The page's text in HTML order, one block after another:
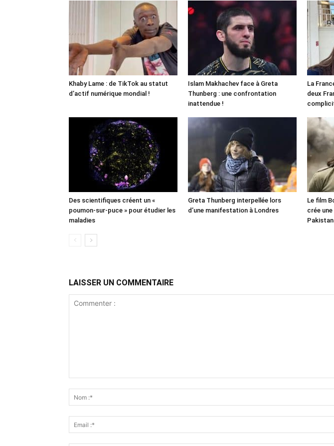
Khaby Lame : de TikTok au statut
d’actif numérique mondial !
Islam Makhachev face à Greta
Thunberg : une confrontation
inattendue !
La
deux
Des scientifiques créent un «
poumon-sur-puce » pour étudier les
maladies
Greta Thunberg interpellée lors
d’une manifestation à Londres
Le film
crée
LAISSER UN COMMENTAIRE